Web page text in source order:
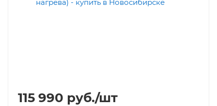
115 990 руб./шт